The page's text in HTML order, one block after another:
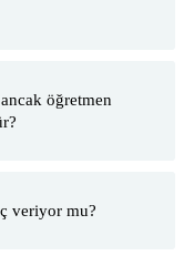
öğretmen
veriyor mu?